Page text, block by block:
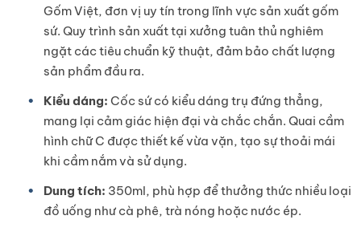
Gốm Việt, đơn vị uy tín trong lĩnh vực sản xuất gốm
sứ. Quy trình sản xuất tại xưởng tuân thủ nghiêm
ngặt các tiêu chuẩn kỹ thuật, đảm bảo chất lượng
sản phẩm đầu ra.
Kiểu dáng: Cốc sứ có kiểu dáng trụ đứng thẳng,
mang lại cảm giác hiện đại và chắc chắn. Quai cầm
hình chữ C được thiết kế vừa vặn, tạo sự thoải mái
khi cầm nắm và sử dụng.
Dung tích: 350ml, phù hợp để thưởng thức nhiều loại
đồ uống như cà phê, trà nóng hoặc nước ép.